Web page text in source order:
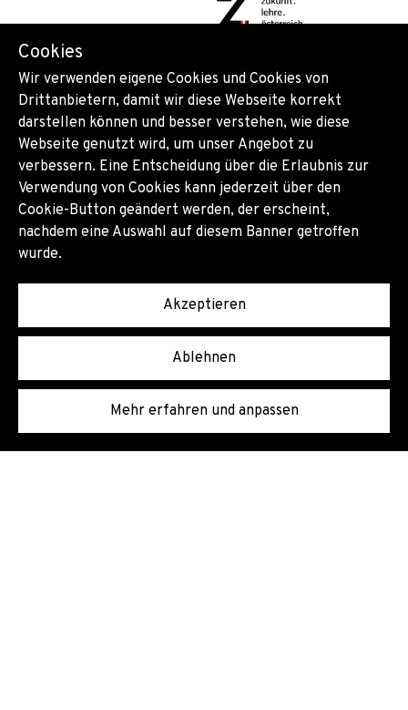
// Wir sind ausgezeichnet:
Cookies
Wir verwenden eigene Cookies und Cookies von
Drittanbietern, damit wir diese Webseite korrekt
darstellen können und besser verstehen, wie diese
Webseite genutzt wird, um unser Angebot zu
verbessern. Eine Entscheidung über die Erlaubnis zur
Verwendung von Cookies kann jederzeit über den
Cookie-Button geändert werden, der erscheint,
nachdem eine Auswahl auf diesem Banner getroffen
wurde.
Akzeptieren
Ablehnen
Mehr erfahren und anpassen